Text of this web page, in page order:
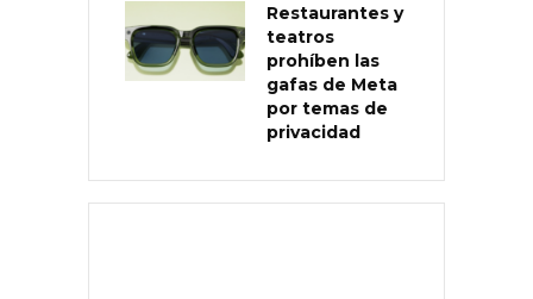
Restaurantes y
teatros
prohíben las
gafas de Meta
por temas de
privacidad